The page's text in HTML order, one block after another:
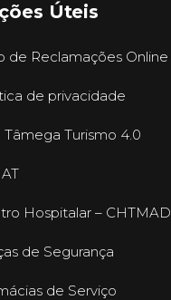
Úteis
de Reclamações Online
de privacidade
Tâmega Turismo 4.0
Hospitalar – CHTMAD
de Segurança
de Serviço